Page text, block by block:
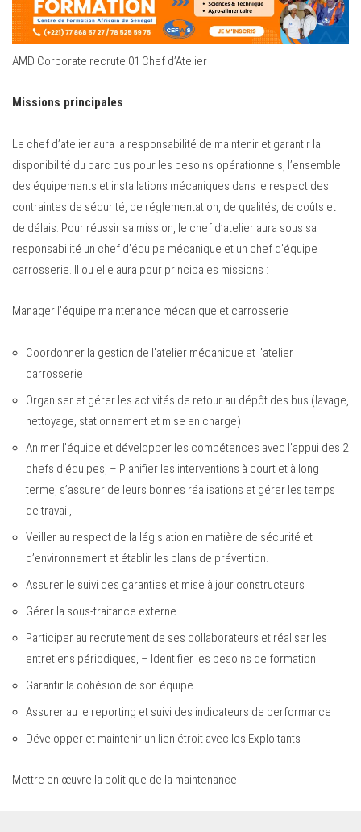
AMD Corporate recrute 01 Chef d’Atelier
Missions principales
Le chef d’atelier aura la responsabilité de maintenir et garantir la
disponibilité du parc bus pour les besoins opérationnels, l’ensemble
des équipements et installations mécaniques dans le respect des
contraintes de sécurité, de réglementation, de qualités, de coûts et
de délais. Pour réussir sa mission, le chef d’atelier aura sous sa
responsabilité un chef d’équipe mécanique et un chef d’équipe
carrosserie. Il ou elle aura pour principales missions :
Manager l’équipe maintenance mécanique et carrosserie
Coordonner la gestion de l’atelier mécanique et l’atelier
carrosserie
Organiser et gérer les activités de retour au dépôt des bus (lavage,
nettoyage, stationnement et mise en charge)
Animer l’équipe et développer les compétences avec l’appui des 2
chefs d’équipes, – Planifier les interventions à court et à long
terme, s’assurer de leurs bonnes réalisations et gérer les temps
de travail,
Veiller au respect de la législation en matière de sécurité et
d’environnement et établir les plans de prévention.
Assurer le suivi des garanties et mise à jour constructeurs
Gérer la sous-traitance externe
Participer au recrutement de ses collaborateurs et réaliser les
entretiens périodiques, – Identifier les besoins de formation
Garantir la cohésion de son équipe.
Assurer au le reporting et suivi des indicateurs de performance
Développer et maintenir un lien étroit avec les Exploitants
Mettre en œuvre la politique de la maintenance